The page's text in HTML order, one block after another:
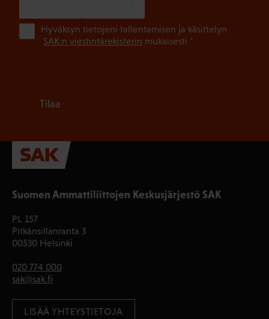
Suomen Ammattiliittojen Keskusjärjestö SAK
PL 157
Pitkänsillanranta 3
00530 Helsinki
020 774 000
sak@sak.fi
LISÄÄ YHTEYSTIETOJA
Hyväksyn tietojeni tallentamisen ja käsittelyn
SAK:n viestintärekisterin mukaisesti *
Tilaa